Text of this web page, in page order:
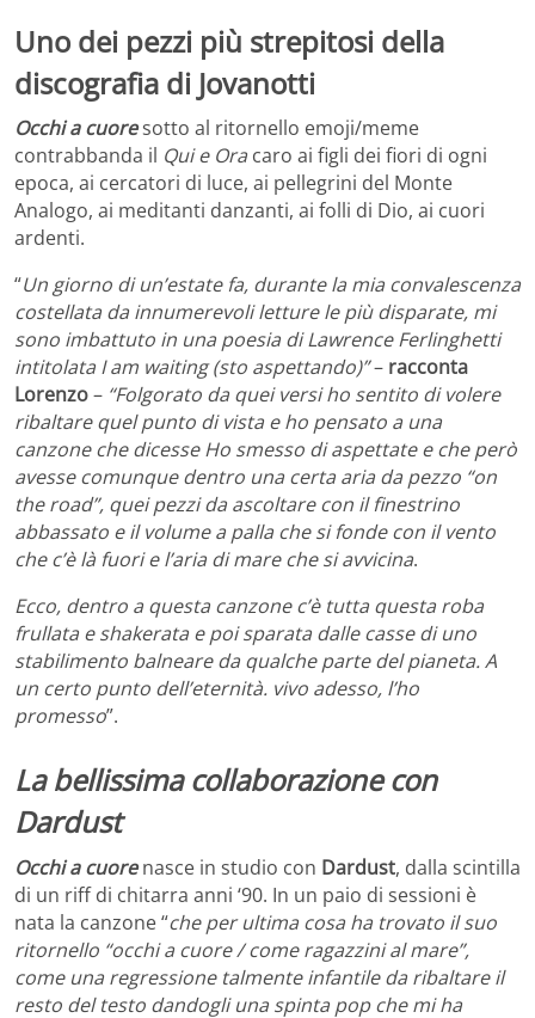
Uno dei pezzi più strepitosi della
discografia di Jovanotti
Occhi a cuoresotto al ritornello emoji/meme
contrabbanda il Qui e Ora caro ai figli dei fiori di ogni
epoca, ai cercatori di luce, ai pellegrini del Monte
Analogo, ai meditanti danzanti, ai folli di Dio, ai cuori
ardenti.
“Un giorno di un’estate fa, durante la mia convalescenza
costellata da innumerevoli letture le più disparate, mi
sono imbattuto in una poesia di Lawrence Ferlinghetti
intitolata I am waiting (sto aspettando)”– racconta
Lorenzo– “Folgorato da quei versi ho sentito di volere
ribaltare quel punto di vista e ho pensato a una
canzone che dicesse Ho smesso di aspettate e che però
avesse comunque dentro una certa aria da pezzo “on
the road”, quei pezzi da ascoltare con il finestrino
abbassato e il volume a palla che si fonde con il vento
che c’è là fuori e l’aria di mare che si avvicina.
Ecco, dentro a questa canzone c’è tutta questa roba
frullata e shakerata e poi sparata dalle casse di uno
stabilimento balneare da qualche parte del pianeta. A
un certo punto dell’eternità. vivo adesso, l’ho
promesso”.
La bellissima collaborazione con
Dardust
Occhi a cuorenasce in studio con Dardust, dalla scintilla
di un riff di chitarra anni ‘90. In un paio di sessioni è
nata la canzone “che per ultima cosa ha trovato il suo
ritornello “occhi a cuore / come ragazzini al mare”,
come una regressione talmente infantile da ribaltare il
resto del testo dandogli una spinta pop che mi ha